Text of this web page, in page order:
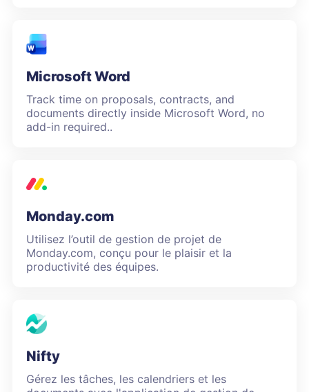
Microsoft Word
Track time on proposals, contracts, and
documents directly inside Microsoft Word, no
add-in required..
Monday.com
Utilisez l’outil de gestion de projet de
Monday.com, conçu pour le plaisir et la
productivité des équipes.
Nifty
Gérez les tâches, les calendriers et les